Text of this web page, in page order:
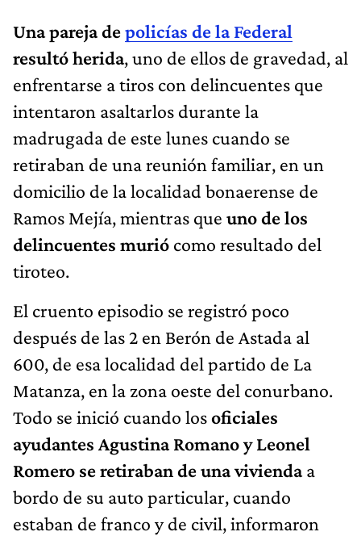
Una pareja depolicías de la Federal
resultó herida, uno de ellos de gravedad, al
enfrentarse a tiros con delincuentes que
intentaron asaltarlos durante la
madrugada de este lunes cuando se
retiraban de una reunión familiar, en un
domicilio de la localidad bonaerense de
Ramos Mejía, mientras que uno de los
delincuentes murió como resultado del
tiroteo.
El cruento episodio se registró poco
después de las 2 en Berón de Astada al
600, de esa localidad del partido de La
Matanza, en la zona oeste del conurbano.
Todo se inició cuando losoficiales
ayudantes Agustina Romano y Leonel
Romero se retiraban de una viviendaa
bordo de su auto particular, cuando
estaban de franco y de civil, informaron